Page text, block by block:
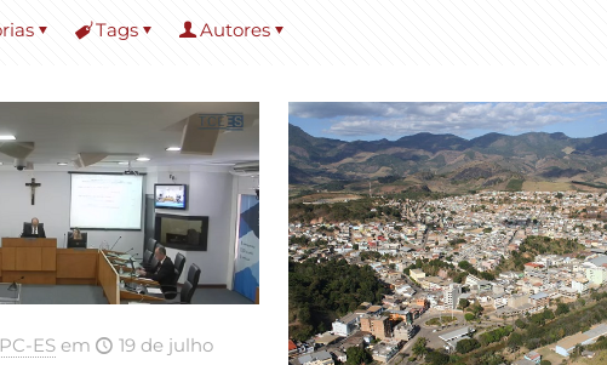
Tags Autores
ES em
19 de julho